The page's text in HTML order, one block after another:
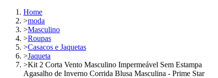
Home
>moda
>Masculino
>Roupas
>Casacos e Jaquetas
>Jaqueta
>Kit 2 Corta Vento Masculino Impermeável Sem Estampa
Agasalho de Inverno Corrida Blusa Masculina - Prime Star